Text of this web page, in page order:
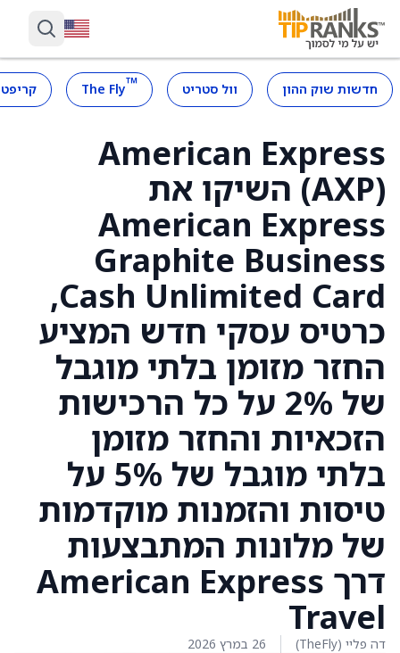
חדשות שוק ההון וול סטריט ™
The Fly
American Express
(AXP) השיקו את
American Express
Graphite Business
Cash Unlimited Card,
כרטיס עסקי חדש המציע
החזר מזומן בלתי מוגבל
של 2% על כל הרכישות
הזכאיות והחזר מזומן
בלתי מוגבל של 5% על
טיסות והזמנות מוקדמות
של מלונות המתבצעות
דרך American Express
Travel
דה פליי (TheFly) 26 במרץ 2026